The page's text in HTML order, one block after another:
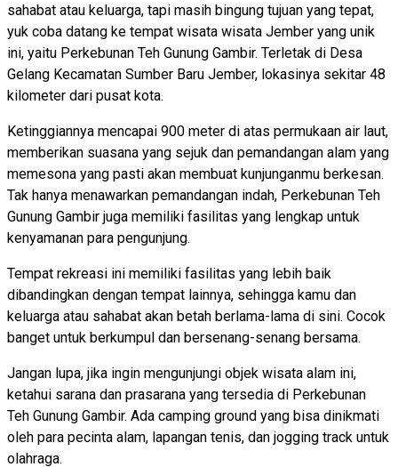
sahabat atau keluarga, tapi masih bingung tujuan yang tepat,
yuk coba datang ke tempat wisata wisata Jember yang unik
ini, yaitu Perkebunan Teh Gunung Gambir. Terletak di Desa
Gelang Kecamatan Sumber Baru Jember, lokasinya sekitar 48
kilometer dari pusat kota.
Ketinggiannya mencapai 900 meter di atas permukaan air laut,
memberikan suasana yang sejuk dan pemandangan alam yang
memesona yang pasti akan membuat kunjunganmu berkesan.
Tak hanya menawarkan pemandangan indah, Perkebunan Teh
Gunung Gambir juga memiliki fasilitas yang lengkap untuk
kenyamanan para pengunjung.
Tempat rekreasi ini memiliki fasilitas yang lebih baik
dibandingkan dengan tempat lainnya, sehingga kamu dan
keluarga atau sahabat akan betah berlama-lama di sini. Cocok
banget untuk berkumpul dan bersenang-senang bersama.
Jangan lupa, jika ingin mengunjungi objek wisata alam ini,
ketahui sarana dan prasarana yang tersedia di Perkebunan
Teh Gunung Gambir. Ada camping ground yang bisa dinikmati
oleh para pecinta alam, lapangan tenis, dan jogging track untuk
olahraga.